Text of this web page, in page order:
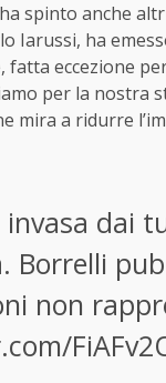
spinto anche
Iarussi, ha
eccezione
per la nostra
mira a ridurre
invasa dai
non